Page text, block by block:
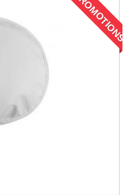
PROMOTIONS